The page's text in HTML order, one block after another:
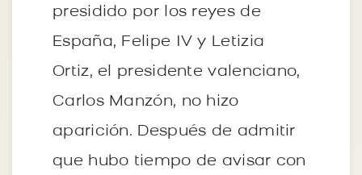
presidido por los reyes de
España, Felipe IV y Letizia
Ortiz, el presidente valenciano,
Carlos Manzón, no hizo
aparición. Después de admitir
que hubo tiempo de avisar con